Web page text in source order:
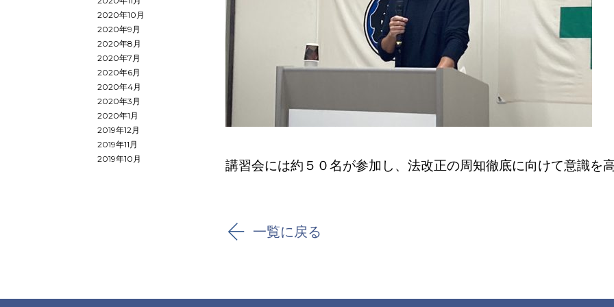
講習会には約５０名が参加し、法改正の周知徹底に向けて意識を高
一覧に戻る
2020年10月
2020年9月
2020年8月
2020年7月
2020年6月
2020年4月
2020年3月
2020年1月
2019年12月
2019年11月
2019年10月